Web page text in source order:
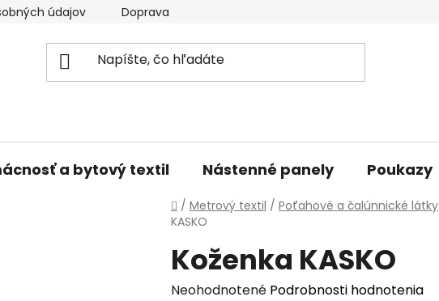
údajov Doprava a platba
a bytový textil Nástenné panely Poukazy
Domov
/ Metrový textil / Poťahové a čalúnnické látky
KASKO
Koženka KASKO
Priemerné
Neohodnotené Podrobnosti hodnotenia